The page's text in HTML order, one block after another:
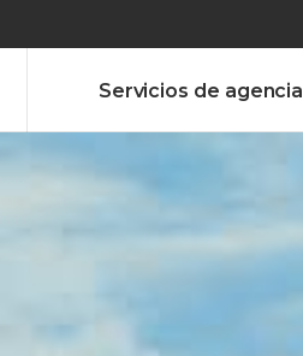
Servicios de agencia